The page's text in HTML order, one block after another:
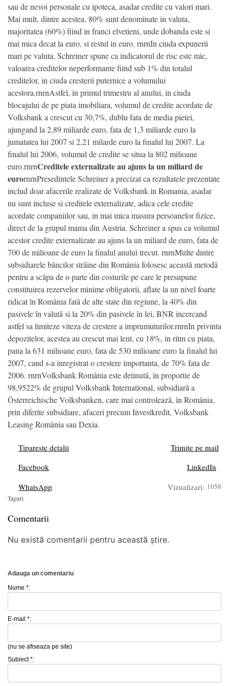
sau de nevoi personale cu ipoteca, asadar credite cu valori mari.
Mai mult, dintre acestea, 80% sunt denominate in valuta,
majoritatea (60%) fiind in franci elvetieni, unde dobanda este si
mai mica decat la euro, si restul in euro. rnrnIn ciuda expunerii
mari pe valuta, Schreiner spune ca indicatorul de risc este mic,
valoarea creditelor neperformante fiind sub 1% din totalul
creditelor, in ciuda cresterii puternice a volumului
acestora.rnrnAstfel, in primul trimestru al anului, in ciuda
blocajului de pe piata imobiliara, volumul de credite acordate de
Volksbank a crescut cu 30,7%, dublu fata de media pietei,
ajungand la 2,89 miliarde euro, fata de 1,3 miliarde euro la
jumatatea lui 2007 si 2,21 milarde euro la finalul lui 2007. La
finalul lui 2006, volumul de credite se situa la 802 milioane
euro.rnrnCreditele externalizate au ajuns la un miliard de
eurornrnPresedintele Schreiner a precizat ca rezultatele prezentate
includ doar afacerile realizate de Volksbank in Romania, asadar
nu sunt incluse si creditele externalizate, adica cele credite
acordate companiilor sau, in mai mica masura persoanelor fizice,
direct de la grupul mama din Austria. Schreiner a spus ca volumul
acestor credite externalizate au ajuns la un miliard de euro, fata de
700 de milioane de euro la finalul anului trecut. rnrnMulte dintre
subsidiarele bãncilor strãine din România folosesc aceastã metodã
pentru a scãpa de o parte din costurile pe care le presupune
constituirea rezervelor minime obligatorii, aflate la un nivel foarte
ridicat în România fatã de alte state din regiune, la 40% din
pasivele în valutã si la 20% din pasivele în lei, BNR incercand
astfel sa limiteze viteza de crestere a imprumuturilor.rnrnIn privinta
depozitelor, acestea au crescut mai lent, cu 18%, in ritm cu piata,
pana la 631 milioane euro, fata de 530 milioane euro la finalul lui
2007, cand s-a inregistrat o crestere importanta, de 70% fata de
2006. rnrnVolksbank România este detinutã, în proportie de
98,9522% de grupul Volksbank International, subsidiarã a
Österreichische Volksbanken, care mai controleazã, în România,
prin diferite subsidiare, afaceri precum Investkredit, Volksbank
Leasing România sau Dexia.
Tipareste detalii
Trimite pe mail
Facebook
LinkedIn
WhatsApp
Vizualizari: 1058
Taguri:
Comentarii
Nu există comentarii pentru această știre.
Adauga un comentariu
Nume *:
E-mail *:
(nu se afiseaza pe site)
Subiect *: